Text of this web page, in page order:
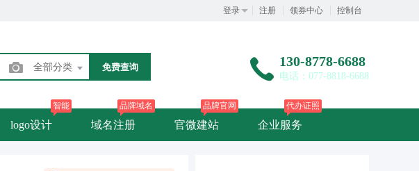
登录 注册 领券中心 控制台
全部分类 免费查询 130-8778-6688
电话：077-8818-6688
logo设计
智能
域名注册
品牌域名
官微建站
品牌官网
企业服务
代办证照